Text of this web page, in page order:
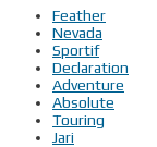
Feather
Nevada
Sportif
Declaration
Adventure
Absolute
Touring
Jari